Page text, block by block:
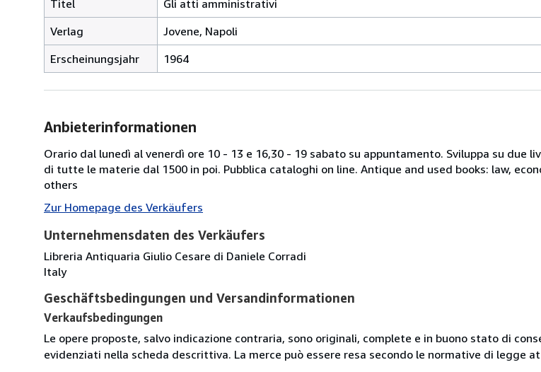
Titel
Gli atti amministrativi
Verlag
Jovene, Napoli
Erscheinungsjahr
1964
Anbieterinformationen
Orario dal lunedì al venerdì ore 10 - 13 e 16,30 - 19 sabato su appuntamento. Sviluppa su due
di tutte le materie dal 1500 in poi. Pubblica cataloghi on line. Antique and used books: law,
others
Zur Homepage des Verkäufers
Unternehmensdaten des Verkäufers
Libreria Antiquaria Giulio Cesare di Daniele Corradi
Italy
Geschäftsbedingungen und Versandinformationen
Verkaufsbedingungen
Le opere proposte, salvo indicazione contraria, sono originali, complete e in buono stato di
evidenziati nella scheda descrittiva. La merce può essere resa secondo le normative di legge